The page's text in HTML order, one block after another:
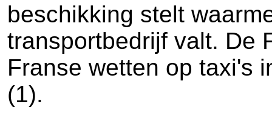
beschikking stelt
transportbedrijf valt. De
Franse wetten op taxi's
(1).